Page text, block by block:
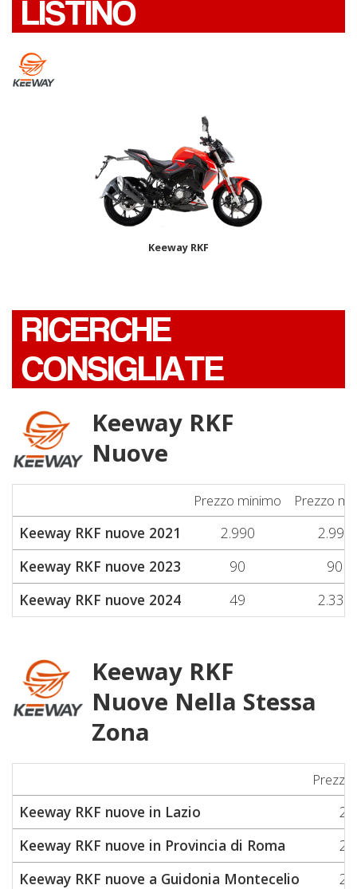
LISTINO
Keeway RKF
RICERCHE
CONSIGLIATE
Keeway RKF
Nuove
Prezzo minimo Prezzo
Keeway RKF nuove 2021 2.990
2.990
Keeway RKF nuove 2023
90
90
Keeway RKF nuove 2024
49 2.330
Keeway RKF
Nuove Nella Stessa
Zona
Keeway RKF nuove in Lazio
Keeway RKF nuove in Provincia di Roma
Keeway RKF nuove a Guidonia Montecelio